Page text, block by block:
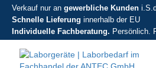
Verkauf nur an gewerbliche Kunden
Schnelle Lieferung innerhalb der EU
Individuelle Fachberatung. Persönlich.